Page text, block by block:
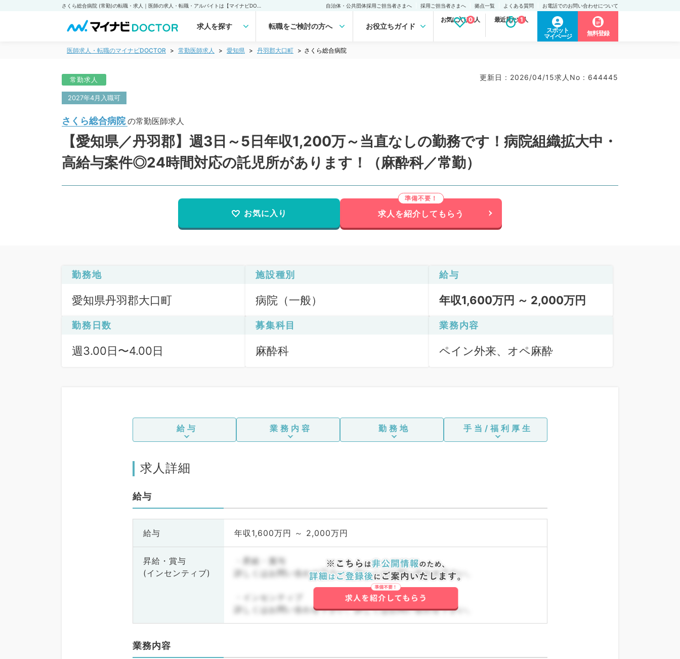
自治体・公共団体採用ご担当者さまへ 採用ご担当者さまへ 拠点一覧 よくある質問 お電話でのお問い合わせについて
求人を探す 転職をご検討の方へ お役立ちガイド
お気に入り求人
0 最近見た求人
1
スポット
マイページ
無料登録
医師求人・転職のマイナビDOCTOR 常勤医師求人 愛知県 丹羽郡大口町 さくら総合病院
常勤求人 更新日 : 2026/04/15求人No : 644445
2027年4月入職可
さくら総合病院の常勤医師求人
【愛知県／丹羽郡】週3日～5日年収1,200万～当直なしの勤務です！病院組織拡大中・
高給与案件◎24時間対応の託児所があります！（麻酔科／常勤）
お気に入り 求人を紹介してもらう
勤務地
愛知県丹羽郡大口町
施設種別
病院（一般）
給与
年収1,600万円 ～ 2,000万円
勤務日数
週3.00日〜4.00日
募集科目
麻酔科
業務内容
ペイン外来、オペ麻酔
給与 業務内容 勤務地 手当/福利厚生
求人詳細
給与
給与 年収1,600万円 ～ 2,000万円
昇給・賞与
(インセンティブ)
・昇給・賞与
詳しくはお問い合わせ下さい。詳しくはお問い合わせ下さい。
・インセンティブ
詳しくはお問い合わせ下さい。詳しくはお問い合わせ下さい。
業務内容